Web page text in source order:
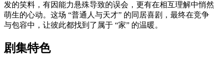
发的笑料，有因能力悬殊导致的误会，更有在相互理解中悄然
萌生的心动。这场 “普通人与天才” 的同居喜剧，最终在竞争
与包容中，让彼此都找到了属于 “家” 的温暖。
剧集特色